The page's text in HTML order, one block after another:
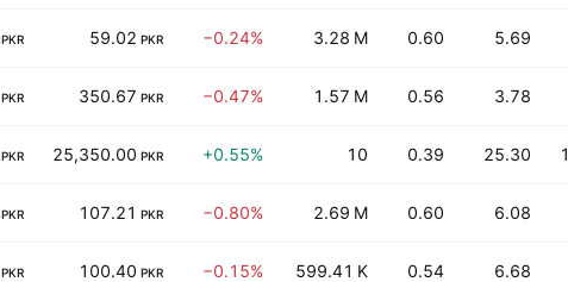
PKR 59.02 PKR −0.24% 3.28 M 0.60 5.69
PKR 350.67 PKR −0.47% 1.57 M 0.56 3.78
PKR 25,350.00 PKR +0.55% 10 0.39 25.30
PKR 107.21 PKR −0.80% 2.69 M 0.60 6.08
PKR 100.40 PKR −0.15% 599.41 K 0.54 6.68